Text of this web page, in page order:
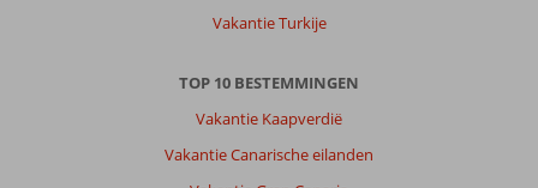
Vakantie Turkije
TOP 10 BESTEMMINGEN
Vakantie Kaapverdië
Vakantie Canarische eilanden